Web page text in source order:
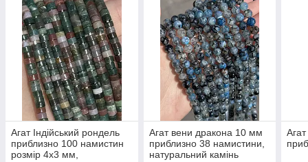
Агат Індійський рондель
приблизно 100 намистин
розмір 4x3 мм,
Агат вени дракона 10 мм
приблизно 38 намистини,
натуральний камінь